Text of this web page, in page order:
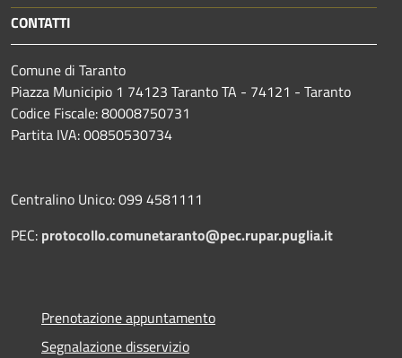
CONTATTI
Comune di Taranto
Piazza Municipio 1 74123 Taranto TA - 74121 - Taranto
Codice Fiscale: 80008750731
Partita IVA: 00850530734
Centralino Unico: 099 4581111
PEC: protocollo.comunetaranto@pec.rupar.puglia.it
Prenotazione appuntamento
Segnalazione disservizio